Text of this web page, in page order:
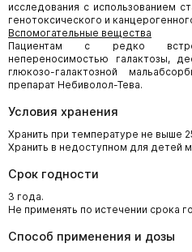
исследования с использованием
генотоксического и
Вспомогательные вещества
Пациентам с редко
непереносимостью галактозы,
глюкозо-галактозной
препарат Небиволол-Тева.
Условия хранения
Хранить при температуре не выше
Хранить в недоступном для детей
Срок годности
3 года.
Не применять по истечении срока
Способ применения и дозы